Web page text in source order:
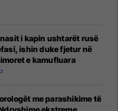
i kapin ushtarët rusë
ishin duke fjetur në
e kamufluara
me parashikime të